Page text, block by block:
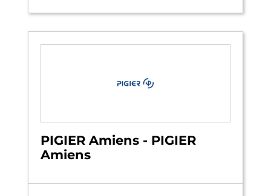
PIGIER Amiens - PIGIER
Amiens